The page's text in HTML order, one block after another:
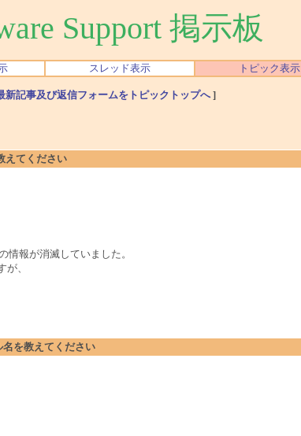
Support 掲示板
スレッド表示 トピック表示
新記事及び返信フォームをトピックトップへ]
えてください
情報が消滅していました。
、
を教えてください